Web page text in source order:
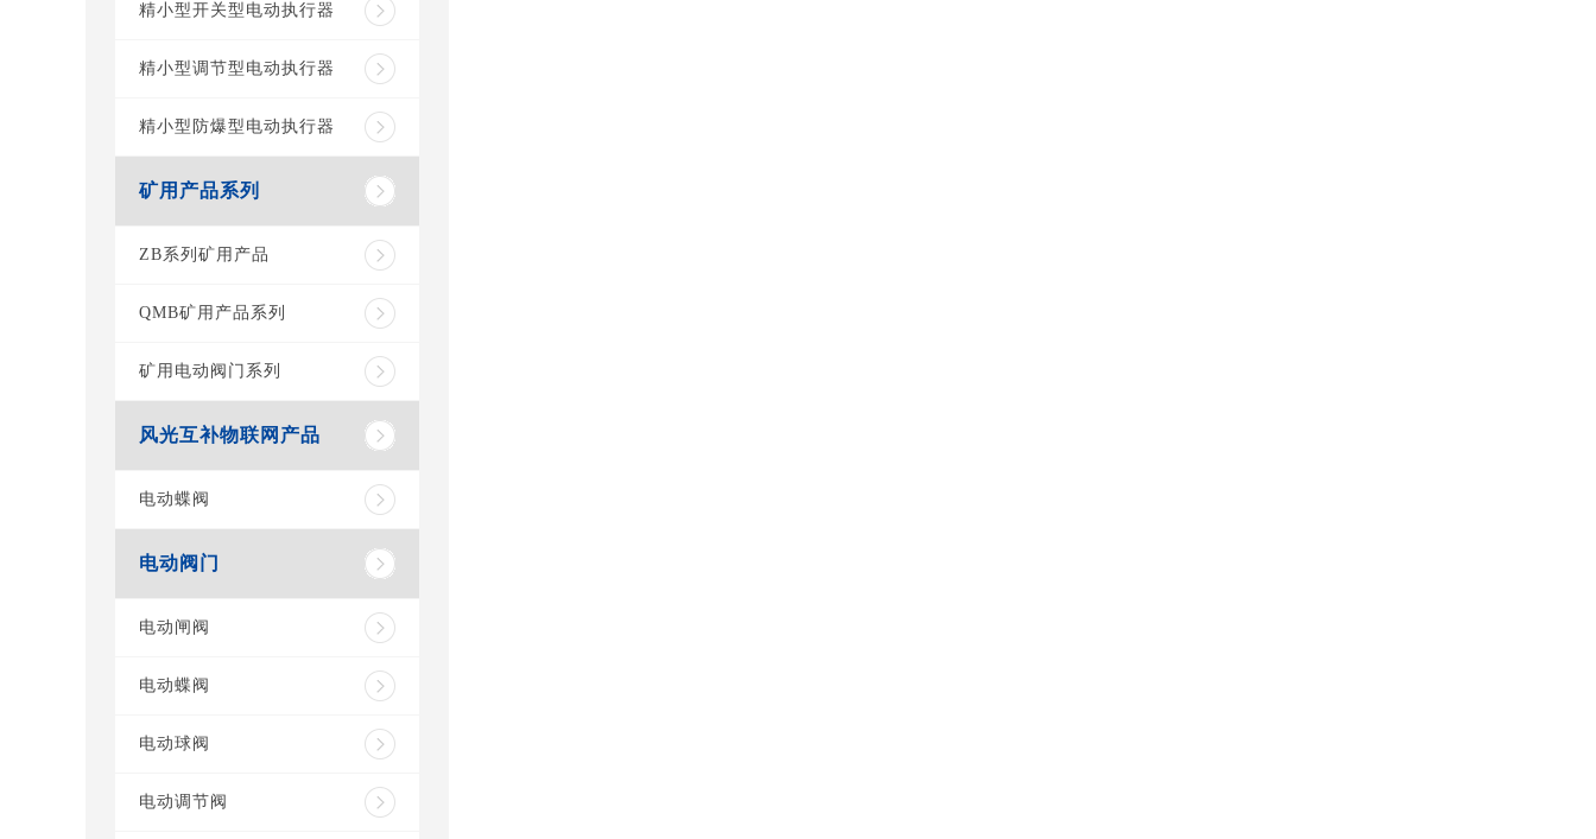
精小型开关型电动执行器
精小型调节型电动执行器
精小型防爆型电动执行器
矿用产品系列
ZB系列矿用产品
QMB矿用产品系列
矿用电动阀门系列
风光互补物联网产品
电动蝶阀
电动阀门
电动闸阀
电动蝶阀
电动球阀
电动调节阀